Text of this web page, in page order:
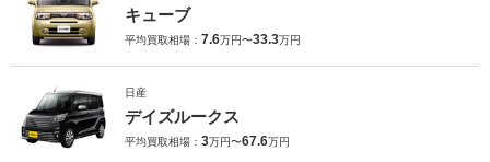
キューブ
平均買取相場： 7.6万円〜33.3万円
日産
デイズルークス
平均買取相場： 3万円〜67.6万円